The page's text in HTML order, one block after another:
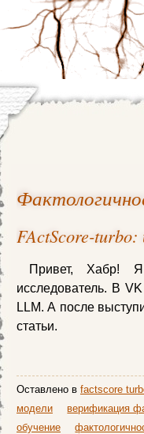
FActScore-
Привет, Хабр!
исследователь. В
LLM. А после
статьи.
Оставлено в factscore
модели
верификация
обучение